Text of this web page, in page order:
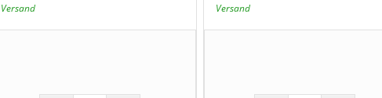
Versand
Versand